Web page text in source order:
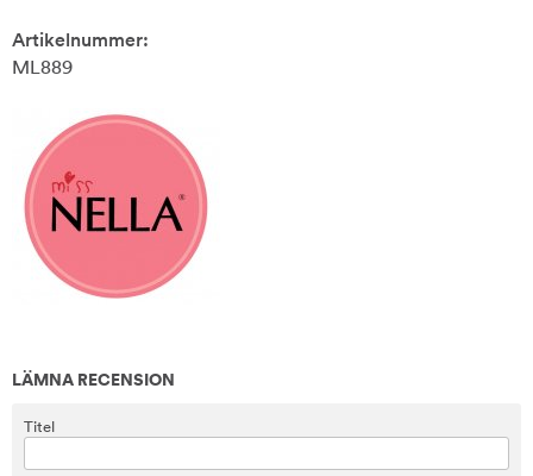
Artikelnummer:
ML889
LÄMNA RECENSION
Titel